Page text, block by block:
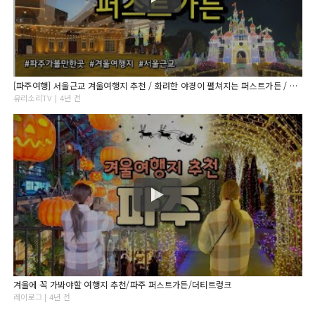
[파주여행] 서울근교 겨울여행지 추천 / 화려한 야경이 펼쳐지는 퍼스트가든 / 꿀팁, 맛집, 주차장정보 /아이와 가볼만한곳 / 서울근교 데이트
유리소리TV | 4년 전
겨울에 꼭 가봐야할 여행지 추천/파주 퍼스트가든/더티트렁크
레이로그 | 4년 전